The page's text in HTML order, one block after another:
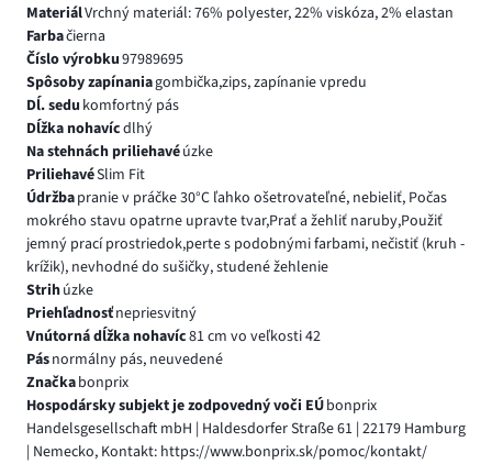
MateriálVrchný materiál: 76% polyester, 22% viskóza, 2% elastan
Farbačierna
Číslo výrobku97989695
Spôsoby zapínaniagombička,zips, zapínanie vpredu
Dĺ. sedu komfortný pás
Dĺžka nohavícdlhý
Na stehnách priliehavéúzke
PriliehavéSlim Fit
Údržbapranie v práčke 30°C ľahko ošetrovateľné, nebieliť, Počas
mokrého stavu opatrne upravte tvar,Prať a žehliť naruby,Použiť
jemný prací prostriedok,perte s podobnými farbami, nečistiť (kruh -
krížik), nevhodné do sušičky, studené žehlenie
Strihúzke
Priehľadnosťnepriesvitný
Vnútorná dĺžka nohavíc81 cm vo veľkosti 42
Pásnormálny pás, neuvedené
Značkabonprix
Hospodársky subjekt je zodpovedný voči EÚbonprix
Handelsgesellschaft mbH | Haldesdorfer Straße 61 | 22179 Hamburg
| Nemecko, Kontakt: https://www.bonprix.sk/pomoc/kontakt/